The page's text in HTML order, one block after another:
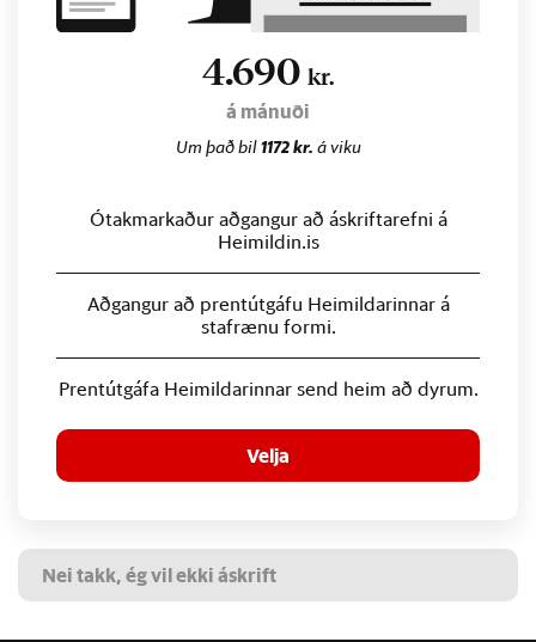
4.690 kr.
á mánuði
Um það bil1172 kr. á viku
Ótakmarkaður aðgangur að áskriftarefni á
Heimildin.is
Aðgangur að prentútgáfu Heimildarinnar á
stafrænu formi.
Prentútgáfa Heimildarinnar send heim að dyrum.
Velja
Nei takk, ég vil ekki áskrift